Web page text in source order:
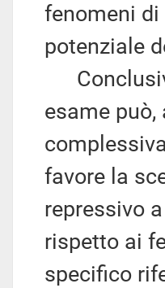
fenomeni
potenziale
esame
favore la
repressivo
rispetto ai
specifico